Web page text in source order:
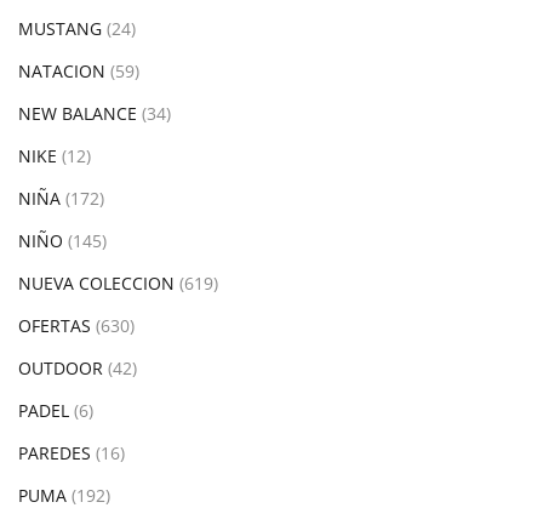
MUSTANG (24)
NATACION (59)
NEW BALANCE (34)
NIKE (12)
NIÑA (172)
NIÑO (145)
NUEVA COLECCION (619)
OFERTAS (630)
OUTDOOR (42)
PADEL (6)
PAREDES (16)
PUMA (192)